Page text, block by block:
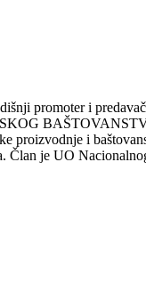
promoter i
proizvodnje i
Član je UO